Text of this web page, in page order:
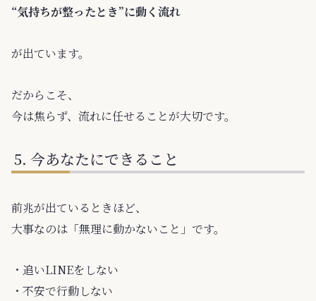
“気持ちが整ったとき”に動く流れ
が出ています。
だからこそ、
今は焦らず、流れに任せることが大切です。
今あなたにできること
前兆が出ているときほど、
大事なのは「無理に動かないこと」です。
・追いLINEをしない
・不安で行動しない